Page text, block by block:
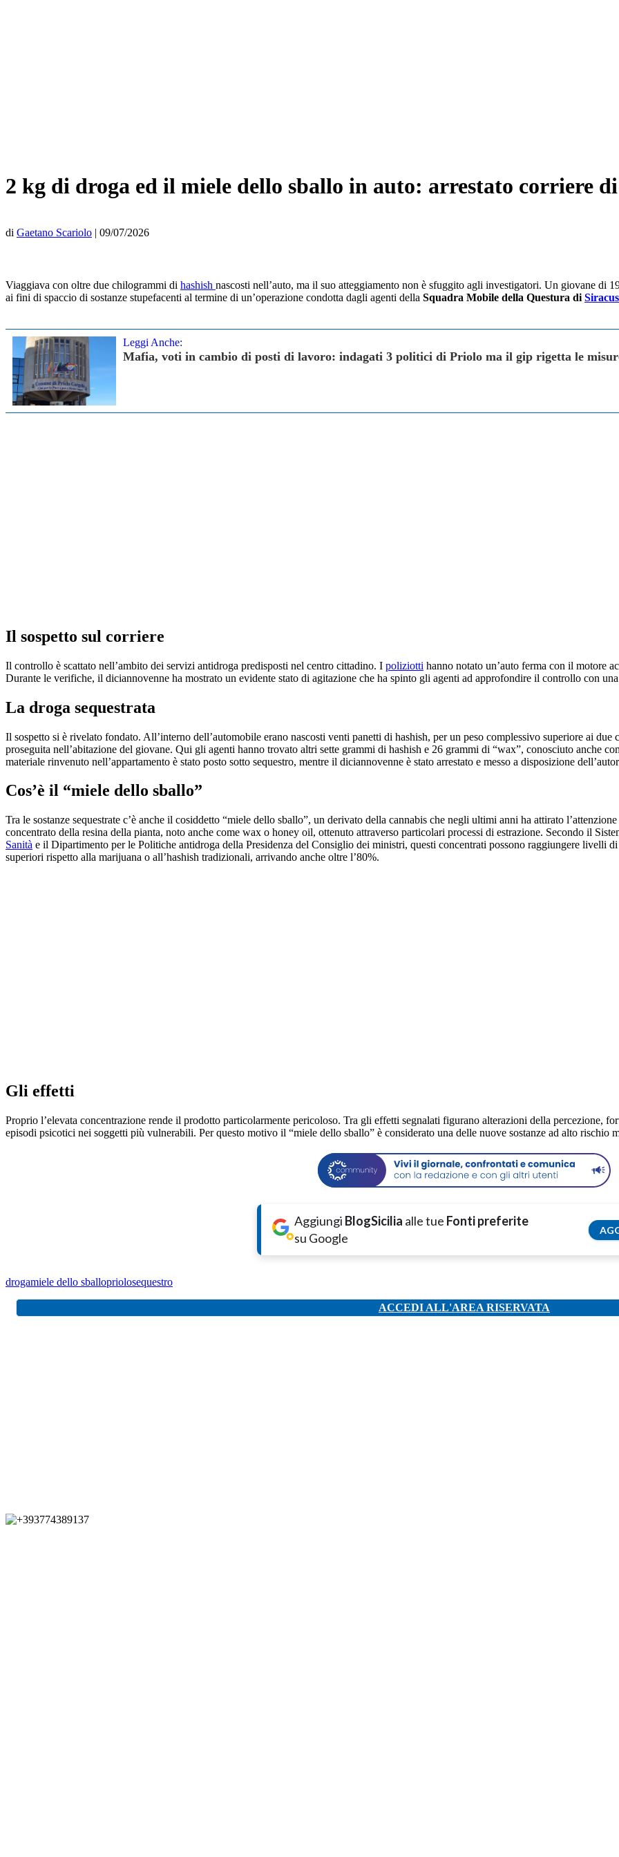
2 kg di droga ed il miele dello sballo in auto: arrestato corriere
di Gaetano Scariolo | 09/07/2026
Viaggiava con oltre due chilogrammi di hashish nascosti nell’auto, ma il suo atteggiamento non è sfuggito agli investigatori. Un giovane di
ai fini di spaccio di sostanze stupefacenti al termine di un’operazione condotta dagli agenti della Squadra Mobile della Questura di
Leggi Anche:
Mafia, voti in cambio di posti di lavoro: indagati 3 politici di Priolo ma il gip rigetta le
Il sospetto sul corriere
Il controllo è scattato nell’ambito dei servizi antidroga predisposti nel centro cittadino. I poliziotti hanno notato un’auto ferma con il motore
Durante le verifiche, il diciannovenne ha mostrato un evidente stato di agitazione che ha spinto gli agenti ad approfondire il controllo con
La droga sequestrata
Il sospetto si è rivelato fondato. All’interno dell’automobile erano nascosti venti panetti di hashish, per un peso complessivo superiore ai
proseguita nell’abitazione del giovane. Qui gli agenti hanno trovato altri sette grammi di hashish e 26 grammi di “wax”, conosciuto anche
materiale rinvenuto nell’appartamento è stato posto sotto sequestro, mentre il diciannovenne è stato arrestato e messo a disposizione
Cos’è il “miele dello sballo”
Tra le sostanze sequestrate c’è anche il cosiddetto “miele dello sballo”, un derivato della cannabis che negli ultimi anni ha attirato
concentrato della resina della pianta, noto anche come wax o honey oil, ottenuto attraverso particolari processi di estrazione. Secondo il
Sanità e il Dipartimento per le Politiche antidroga della Presidenza del Consiglio dei ministri, questi concentrati possono raggiungere
superiori rispetto alla marijuana o all’hashish tradizionali, arrivando anche oltre l’80%.
Gli effetti
Proprio l’elevata concentrazione rende il prodotto particolarmente pericoloso. Tra gli effetti segnalati figurano alterazioni della percezione,
episodi psicotici nei soggetti più vulnerabili. Per questo motivo il “miele dello sballo” è considerato una delle nuove sostanze ad alto rischio
Aggiungi BlogSicilia alle tue Fonti preferite
su Google
drogamiele dello sballopriolosequestro
ACCEDI ALL'AREA RISERVATA